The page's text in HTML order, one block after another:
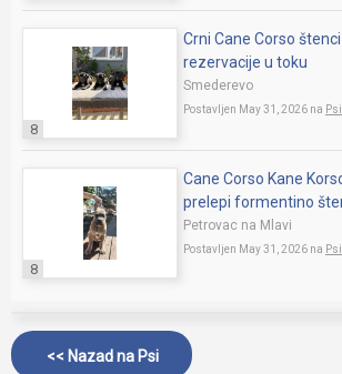
8
Crni Cane Corso
rezervacije u toku
Smederevo
Postavljen May 31, 2026 na Psi
8
Cane Corso Kane
prelepi formentino
Petrovac na Mlavi
Postavljen May 31, 2026 na Psi
<< Nazad na Psi